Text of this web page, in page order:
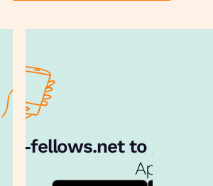
e‑fellows.net to go:
App!